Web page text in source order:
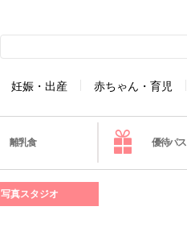
妊娠・出産 赤ちゃん・育児
離乳食 優待パス
写真スタジオ